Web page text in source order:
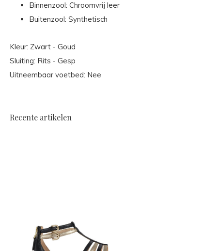
Binnenzool: Chroomvrij leer
Buitenzool: Synthetisch
Kleur: Zwart - Goud
Sluiting: Rits - Gesp
Uitneembaar voetbed: Nee
Recente artikelen